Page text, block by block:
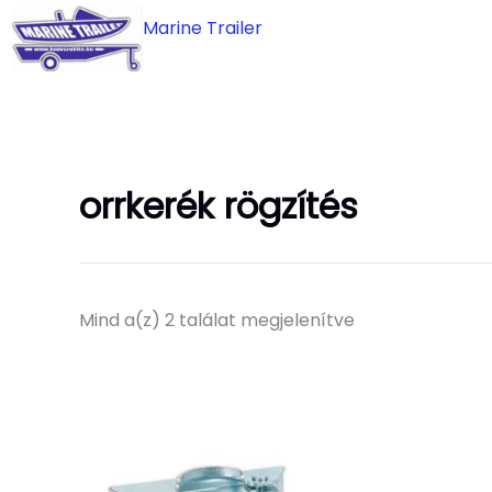
to
content
Marine Trailer
orrkerék rögzítés
Mind a(z) 2 találat megjelenítve